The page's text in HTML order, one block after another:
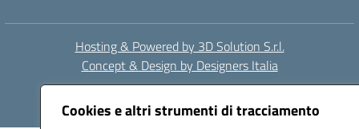
Cookies e altri strumenti di tracciamento
Hosting & Powered by 3D Solution S.r.l.
Concept & Design by Designers Italia